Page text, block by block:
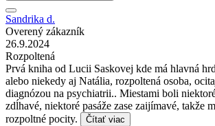
Sandrika d.
Overený zákazník
26.9.2024
Rozpoltená
Prvá kniha od Lucii Saskovej kde má hlavná
alebo niekedy aj Natália, rozpoltená osoba,
diagnózou na psychiatrii.. Miestami boli
zdĺhavé, niektoré pasáže zase zaijímavé, takže
rozpoltné pocity.
Čítať viac